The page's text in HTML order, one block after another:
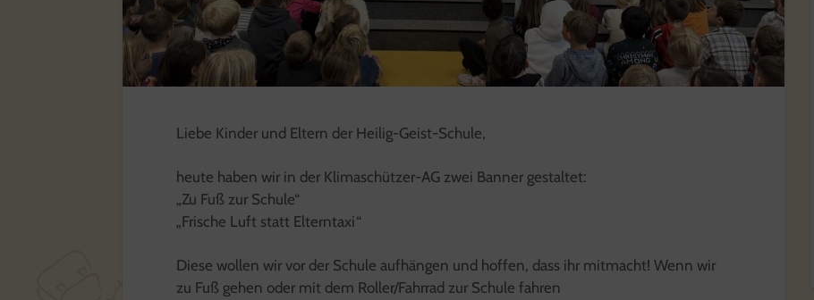
Liebe Kinder und Eltern der Heilig-Geist-Schule,
heute haben wir in der Klimaschützer-AG zwei Banner gestaltet:
„Zu Fuß zur Schule“
„Frische Luft statt Elterntaxi“
Diese wollen wir vor der Schule aufhängen und hoffen, dass ihr mitmacht! Wenn wir
zu Fuß gehen oder mit dem Roller/Fahrrad zur Schule fahren